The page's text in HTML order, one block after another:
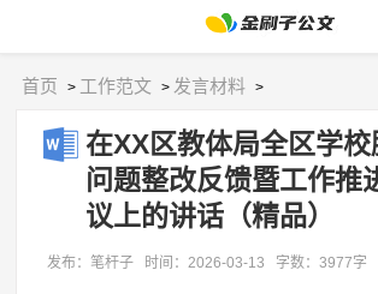
首页 > 工作范文 > 发言材料 >
在XX区教体局全区学
问题整改反馈暨工作推
议上的讲话（精品）
发布：笔杆子 时间：2026-03-13 字数：3977字